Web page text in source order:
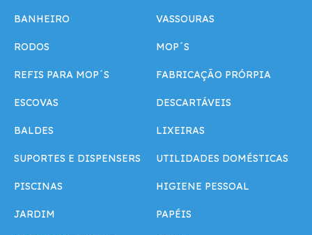
BANHEIRO VASSOURAS
RODOS MOP´S
REFIS PARA MOP´S FABRICAÇÃO PRÓRPIA
ESCOVAS DESCARTÁVEIS
BALDES LIXEIRAS
SUPORTES E DISPENSERS UTILIDADES DOMÉSTICAS
PISCINAS HIGIENE PESSOAL
JARDIM PAPÉIS